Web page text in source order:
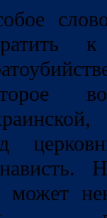
может